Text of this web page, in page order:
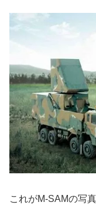
これがM-SAMの写真